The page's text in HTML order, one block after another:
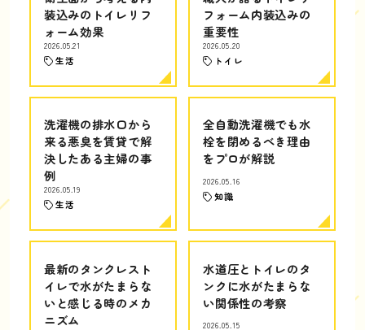
装込みのトイレリフ
ォーム効果
2026.05.21
生活
フォーム内装込みの
重要性
2026.05.20
トイレ
洗濯機の排水口から
来る悪臭を賃貸で解
決したある主婦の事
例
2026.05.19
生活
全自動洗濯機でも水
栓を閉めるべき理由
をプロが解説
2026.05.16
知識
最新のタンクレスト
イレで水がたまらな
いと感じる時のメカ
ニズム
水道圧とトイレのタ
ンクに水がたまらな
い関係性の考察
2026.05.15